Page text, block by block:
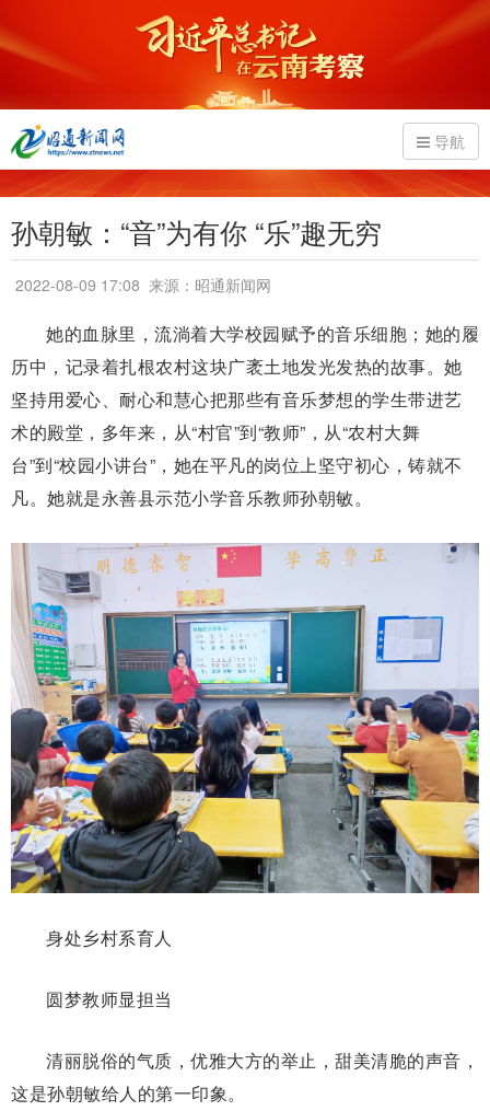
导航
孙朝敏：“音”为有你 “乐”趣无穷
2022-08-09 17:08 来源：昭通新闻网
她的血脉里，流淌着大学校园赋予的音乐细胞；她的履
历中，记录着扎根农村这块广袤土地发光发热的故事。她
坚持用爱心、耐心和慧心把那些有音乐梦想的学生带进艺
术的殿堂，多年来，从“村官”到“教师”，从“农村大舞
台”到“校园小讲台”，她在平凡的岗位上坚守初心，铸就不
凡。她就是永善县示范小学音乐教师孙朝敏。
身处乡村系育人
圆梦教师显担当
清丽脱俗的气质，优雅大方的举止，甜美清脆的声音，
这是孙朝敏给人的第一印象。